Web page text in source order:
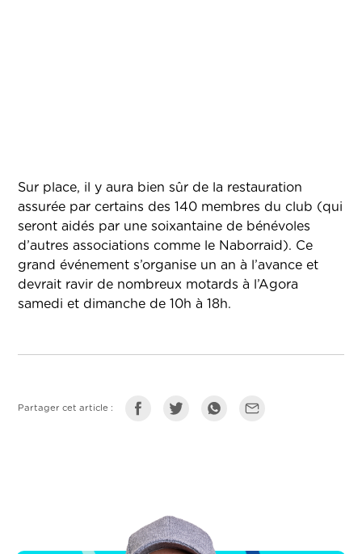
Sur place, il y aura bien sûr de la restauration
assurée par certains des 140 membres du club (qui
seront aidés par une soixantaine de bénévoles
d’autres associations comme le Naborraid). Ce
grand événement s’organise un an à l’avance et
devrait ravir de nombreux motards à l’Agora
samedi et dimanche de 10h à 18h.
Partager cet article :